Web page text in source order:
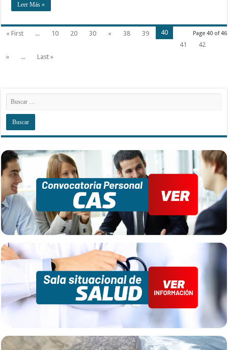
Leer Más »
Page 40 of 46
« First ... 10 20 30 « 38 39
40
41
42
»
... Last »